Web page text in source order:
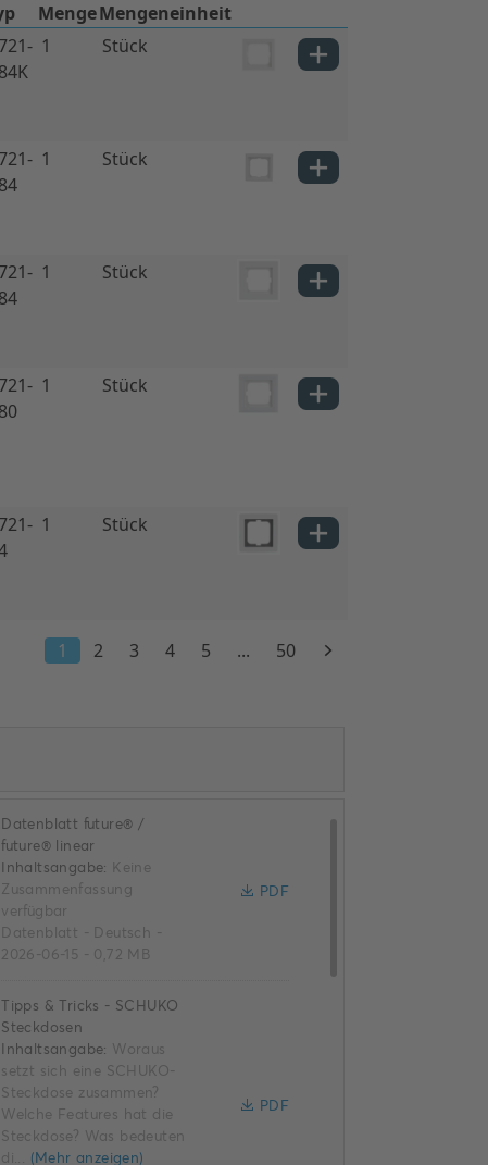
Datenblatt future® /
future® linear
Inhaltsangabe: Keine
Zusammenfassung
verfügbar
Datenblatt - Deutsch -
2026-06-15 - 0,72 MB
PDF
Tipps & Tricks - SCHUKO
Steckdosen
Inhaltsangabe: Woraus
setzt sich eine SCHUKO-
Steckdose zusammen?
Welche Features hat die
Steckdose? Was bedeuten
di... (Mehr anzeigen)
PDF